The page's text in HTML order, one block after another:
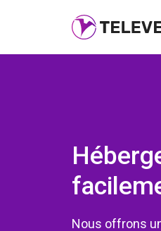
Nous offrons